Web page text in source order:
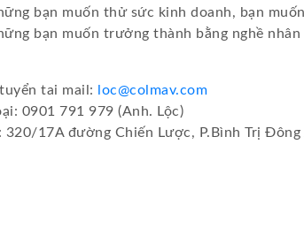
bạn muốn thử sức kinh doanh, bạn
bạn muốn trưởng thành bằng nghề nhân
tai mail:
loc@colmav.com
0901 791 979 (Anh. Lộc)
17A đường Chiến Lược, P.Bình Trị Đông